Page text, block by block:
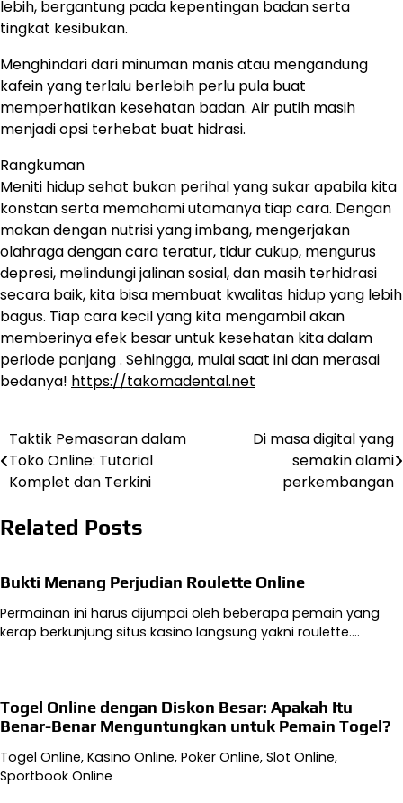
lebih, bergantung pada kepentingan badan serta
tingkat kesibukan.
Menghindari dari minuman manis atau mengandung
kafein yang terlalu berlebih perlu pula buat
memperhatikan kesehatan badan. Air putih masih
menjadi opsi terhebat buat hidrasi.
Rangkuman
Meniti hidup sehat bukan perihal yang sukar apabila kita
konstan serta memahami utamanya tiap cara. Dengan
makan dengan nutrisi yang imbang, mengerjakan
olahraga dengan cara teratur, tidur cukup, mengurus
depresi, melindungi jalinan sosial, dan masih terhidrasi
secara baik, kita bisa membuat kwalitas hidup yang lebih
bagus. Tiap cara kecil yang kita mengambil akan
memberinya efek besar untuk kesehatan kita dalam
periode panjang . Sehingga, mulai saat ini dan merasai
bedanya! https://takomadental.net
Navigasi
pos
Taktik Pemasaran dalam
Toko Online: Tutorial
Komplet dan Terkini
Di masa digital yang
semakin alami
perkembangan
Related Posts
Bukti Menang Perjudian Roulette Online
Permainan ini harus dijumpai oleh beberapa pemain yang
kerap berkunjung situs kasino langsung yakni roulette.…
Togel Online dengan Diskon Besar: Apakah Itu
Benar-Benar Menguntungkan untuk Pemain Togel?
Togel Online, Kasino Online, Poker Online, Slot Online,
Sportbook Online